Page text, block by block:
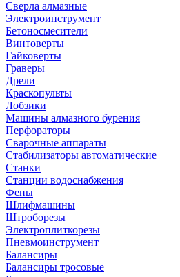
Сверла алмазные
Электроинструмент
Бетоносмесители
Винтоверты
Гайковерты
Граверы
Дрели
Краскопульты
Лобзики
Машины алмазного бурения
Перфораторы
Сварочные аппараты
Стабилизаторы автоматические
Станки
Станции водоснабжения
Фены
Шлифмашины
Штроборезы
Электроплиткорезы
Пневмоинструмент
Балансиры
Балансиры тросовые